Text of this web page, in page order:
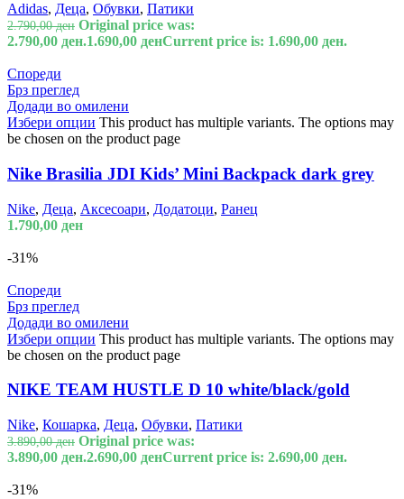
Adidas, Деца, Обувки, Патики
2.790,00ден Original price was:
2.790,00 ден.1.690,00 денCurrent price is: 1.690,00 ден.
Спореди
Брз преглед
Додади во омилени
Избери опции This product has multiple variants. The options may
be chosen on the product page
Nike Brasilia JDI Kids’ Mini Backpack dark grey
Nike, Деца, Аксесоари, Додатоци, Ранец
1.790,00 ден
-31%
Спореди
Брз преглед
Додади во омилени
Избери опции This product has multiple variants. The options may
be chosen on the product page
NIKE TEAM HUSTLE D 10 white/black/gold
Nike, Кошарка, Деца, Обувки, Патики
3.890,00ден Original price was:
3.890,00 ден.2.690,00 денCurrent price is: 2.690,00 ден.
-31%